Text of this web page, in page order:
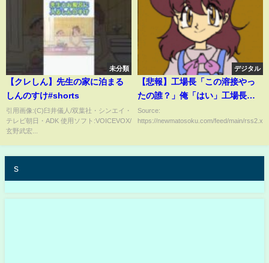
未分類
【クレしん】先生の家に泊まる
しんのすけ#shorts
引用画像:(C)臼井儀人/双葉社・シンエイ・
テレビ朝日・ADK 使用ソフト:VOICEVOX/
玄野武宏...
デジタル
【悲報】工場長「この溶接やっ
たの誰？」俺「はい」工場長
「こい」 → 結果・・・・・
Source:
https://newmatosoku.com/feed/main/
s